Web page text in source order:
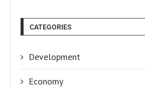
CATEGORIES
Development
Economy